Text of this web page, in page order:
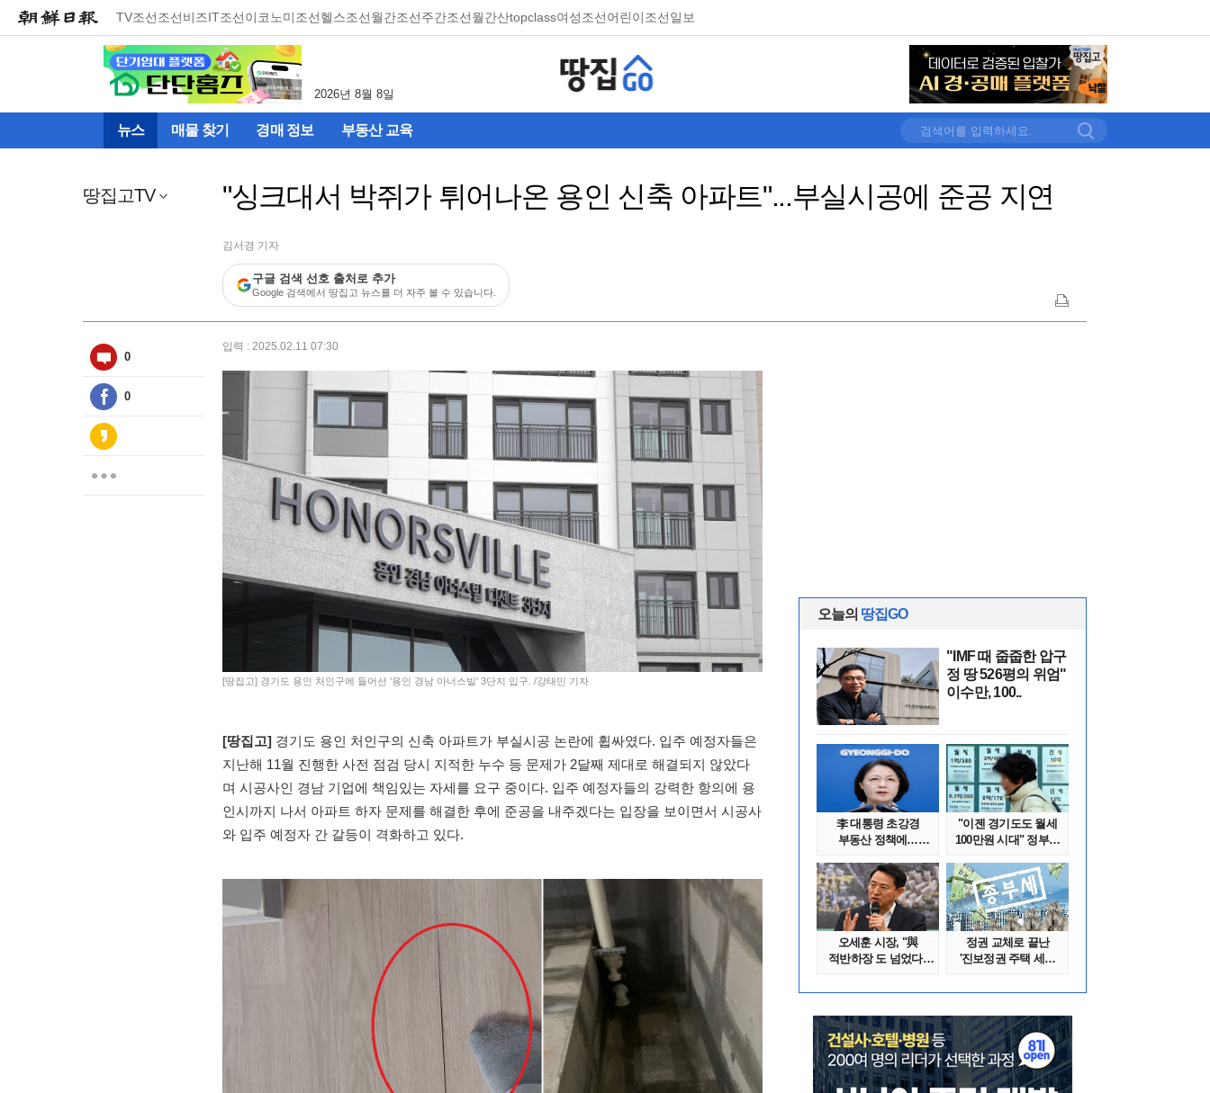
TV조선조선비즈IT조선이코노미조선헬스조선월간조선주간조선월간산topclass여성조선어린이조선일보
2026년 8월 8일
뉴스 매물 찾기 경매 정보 부동산 교육
땅집고TV "싱크대서 박쥐가 튀어나온 용인 신축 아파트"...부실시공에 준공 지연
김서경 기자
구글 검색 선호 출처로 추가
Google 검색에서 땅집고 뉴스를 더 자주 볼 수 있습니다.
0
0
입력 : 2025.02.11 07:30
[땅집고] 경기도 용인 처인구에 들어선 '용인 경남 아너스빌' 3단지 입구. /강태민 기자
[땅집고] 경기도 용인 처인구의 신축 아파트가 부실시공 논란에 휩싸였다. 입주 예정자들은
지난해 11월 진행한 사전 점검 당시 지적한 누수 등 문제가 2달째 제대로 해결되지 않았다
며 시공사인 경남 기업에 책임있는 자세를 요구 중이다. 입주 예정자들의 강력한 항의에 용
인시까지 나서 아파트 하자 문제를 해결한 후에 준공을 내주겠다는 입장을 보이면서 시공사
와 입주 예정자 간 갈등이 격화하고 있다.
오늘의 땅집GO
"IMF 때 줍줍한 압구
정 땅 526평의 위엄"
이수만, 100..
李 대통령 초강경
부동산 정책에…
"이젠 경기도도 월세
100만원 시대" 정부發
오세훈 시장, "與
적반하장 도 넘었다"
정권 교체로 끝난
'진보정권 주택 세금